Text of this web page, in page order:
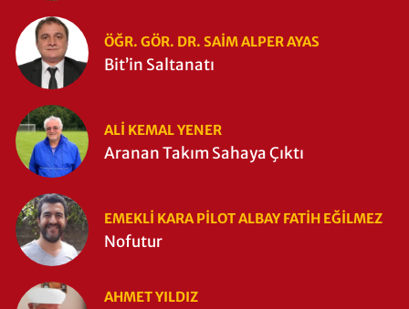
ÖĞR. GÖR. DR. SAIM ALPER AYAS
Bit’in Saltanatı
ALI KEMAL YENER
Aranan Takım Sahaya Çıktı
EMEKLI KARA PILOT ALBAY FATIH EĞİLMEZ
Nofutur
AHMET YILDIZ